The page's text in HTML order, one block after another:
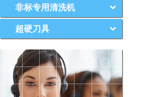
非标专用清洗机
超硬刀具